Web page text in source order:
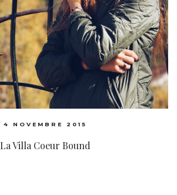
4 NOVEMBRE 2015
La Villa Coeur Bound